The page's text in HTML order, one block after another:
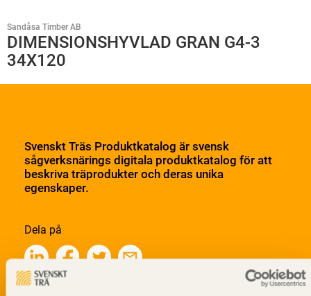
Sandåsa Timber AB
DIMENSIONSHYVLAD GRAN G4-3
34X120
Svenskt Träs Produktkatalog är svensk
sågverksnärings digitala produktkatalog för att
beskriva träprodukter och deras unika
egenskaper.
Dela på